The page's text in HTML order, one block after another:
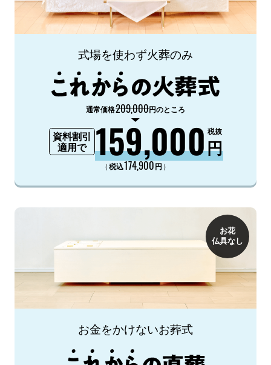
式場を使わず火葬のみ
通常価格209,000円のところ
資料割引
適用で
159,000円
税抜
（税込174,900円 ）
お花
仏具なし
お金をかけないお葬式